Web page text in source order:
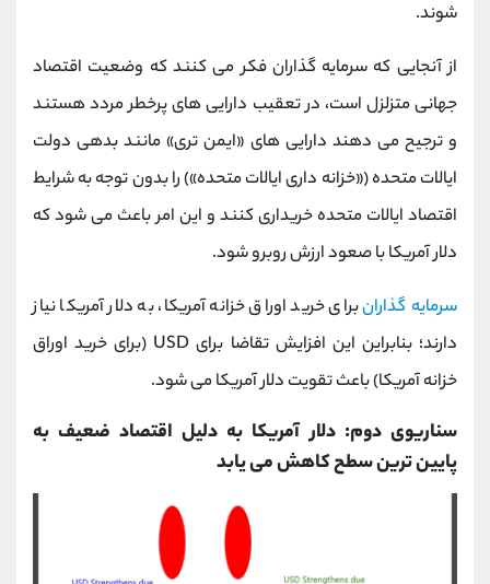
شوند.
از آنجایی که سرمایه ‌گذاران فکر می ‌کنند که وضعیت اقتصاد
جهانی متزلزل است، در تعقیب دارایی‌ های پرخطر مردد هستند
و ترجیح می ‌دهند دارایی ‌های «ایمن‌ تری» مانند بدهی دولت
ایالات متحده («خزانه‌ داری ایالات متحده») را بدون توجه به شرایط
اقتصاد ایالات متحده خریداری کنند و این امر باعث می شود که
دلار آمریکا با صعود ارزش روبرو شود.
سرمایه گذارانبرای خرید اوراق خزانه آمریکا، به دلار آمریکا نیاز
دارند؛ بنابراین این افزایش تقاضا برای USD (برای خرید اوراق
خزانه آمریکا) باعث تقویت دلار آمریکا می ‌شود.
سناریوی دوم: دلار آمریکا به دلیل اقتصاد ضعیف به
پایین ‌ترین سطح کاهش می ‌یابد